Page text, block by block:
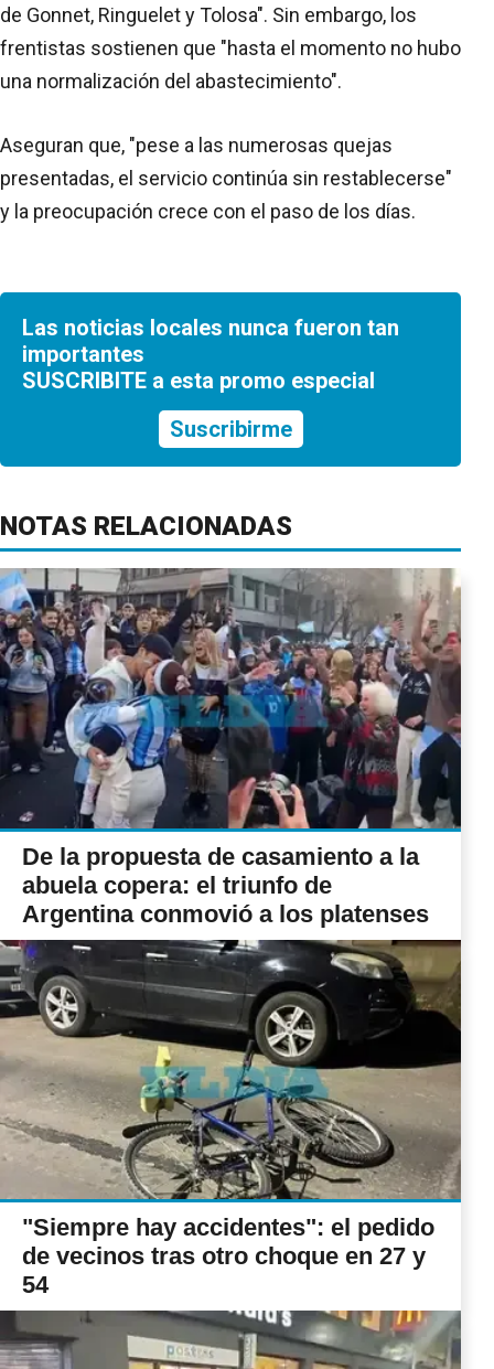
de Gonnet, Ringuelet y Tolosa". Sin embargo, los
frentistas sostienen que "hasta el momento no hubo
una normalización del abastecimiento".
Aseguran que, "pese a las numerosas quejas
presentadas, el servicio continúa sin restablecerse"
y la preocupación crece con el paso de los días.
Las noticias locales nunca fueron tan
importantes
SUSCRIBITE a esta promo especial
Suscribirme
NOTAS RELACIONADAS
De la propuesta de casamiento a la
abuela copera: el triunfo de
Argentina conmovió a los platenses
"Siempre hay accidentes": el pedido
de vecinos tras otro choque en 27 y
54